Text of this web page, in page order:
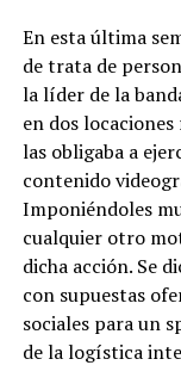
En esta última
de trata de
la líder de la
en dos
las obligaba a
contenido
Imponiéndoles
cualquier otro
dicha acción. Se
con supuestas
sociales para un
de la logística